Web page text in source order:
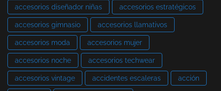
accesorios diseñador niñas accesorios estratégicos
accesorios gimnasio accesorios llamativos
accesorios moda accesorios mujer
accesorios noche accesorios techwear
accesorios vintage accidentes escaleras acción